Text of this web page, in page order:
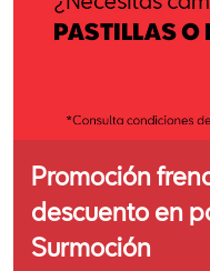
Promoción
descuento en
Surmoción